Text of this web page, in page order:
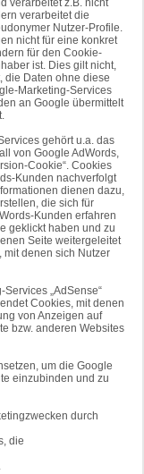
verarbeitet z.B. nicht
verarbeitet die
Nutzer-Profile.
nicht für eine konkret
für den Cookie-
ist. Dies gilt nicht,
die Daten ohne diese
Marketing-Services
an Google übermittelt
gehört u.a. das
von Google AdWords,
Cookie“. Cookies
Kunden nachverfolgt
dienen dazu,
die sich für
Kunden erfahren
geklickt haben und zu
Seite weitergeleitet
denen sich Nutzer
„AdSense“
Cookies, mit denen
von Anzeigen auf
bzw. anderen Websites
um die Google
einzubinden und zu
durch
die